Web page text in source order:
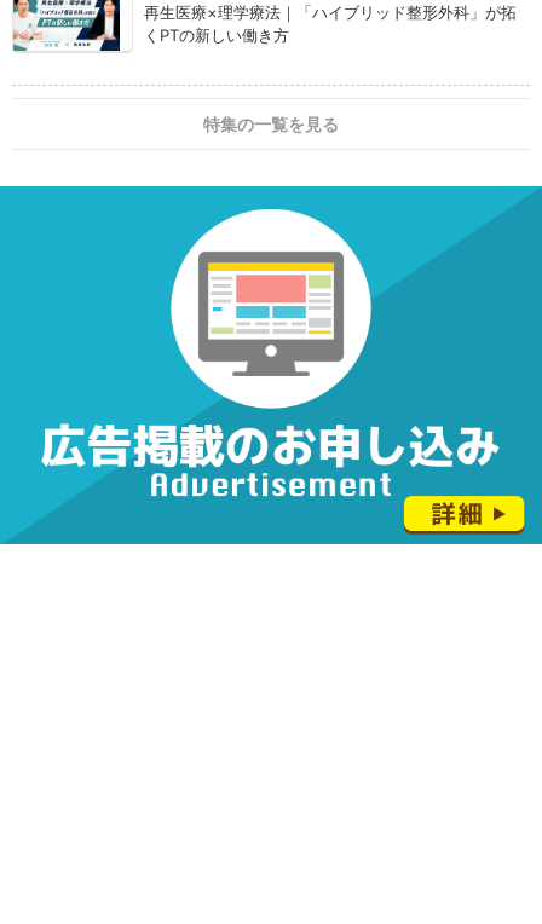
再生医療×理学療法｜「ハイブリッド整形外科」が拓
くPTの新しい働き方
特集の一覧を見る